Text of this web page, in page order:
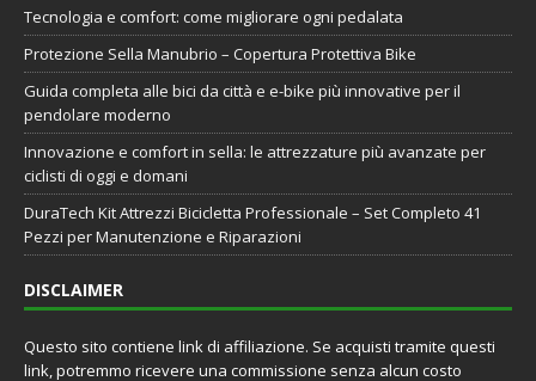
Tecnologia e comfort: come migliorare ogni pedalata
Protezione Sella Manubrio – Copertura Protettiva Bike
Guida completa alle bici da città e e-bike più innovative per il
pendolare moderno
Innovazione e comfort in sella: le attrezzature più avanzate per
ciclisti di oggi e domani
DuraTech Kit Attrezzi Bicicletta Professionale – Set Completo 41
Pezzi per Manutenzione e Riparazioni
DISCLAIMER
Questo sito contiene link di affiliazione. Se acquisti tramite questi
link, potremmo ricevere una commissione senza alcun costo